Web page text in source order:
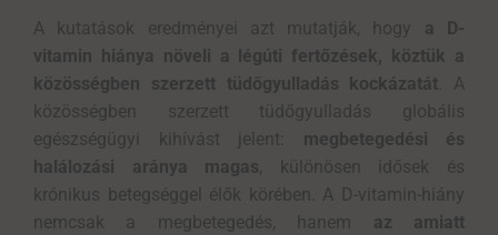
A kutatások eredményei azt mutatják, hogy a D-
vitamin hiánya növeli a légúti fertőzések, köztük a
közösségben szerzett tüdőgyulladás kockázatát . A
közösségben szerzett tüdőgyulladás globális
egészségügyi kihívást jelent: megbetegedési és
halálozási aránya magas, különösen idősek és
krónikus betegséggel élők körében. A D-vitamin-hiány
nemcsak a megbetegedés, hanem az amiatt